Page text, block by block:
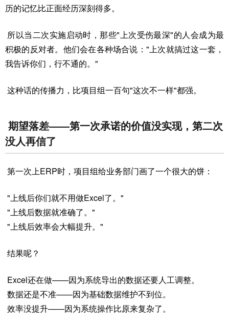
历的记忆比正面经历深刻得多。
所以当二次实施启动时，那些"上次受伤最深"的人会成为最
积极的反对者。他们会在各种场合说："上次就搞过这一套，
我告诉你们，行不通的。"
这种话的传播力，比项目组一百句"这次不一样"都强。
期望落差——第一次承诺的价值没实现，第二次
没人再信了
第一次上ERP时，项目组给业务部门画了一个很大的饼：
"上线后你们就不用做Excel了。"
"上线后数据就准确了。"
"上线后效率会大幅提升。"
结果呢？
Excel还在做——因为系统导出的数据还要人工调整。
数据还是不准——因为基础数据维护不到位。
效率没提升——因为系统操作比原来复杂了。